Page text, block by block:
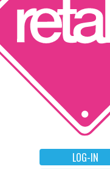
LOG-IN